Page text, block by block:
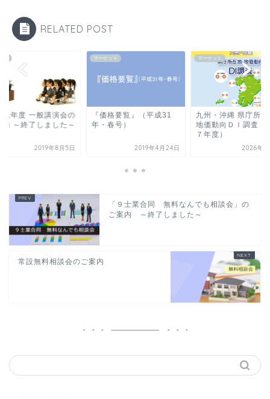
RELATED POST
元年度 一般講演会の
内 ～終了しました～
2019年8月5日
マーケット
『価格要覧』（平成31
年・春号）
2019年4月24日
マーケット
九州・沖縄 県庁所在
地価動向ＤＩ調査（
７年度）
2026年4
「９士業合同 無料なんでも相談会」の
ご案内 ～終了しました～
常設無料相談会のご案内